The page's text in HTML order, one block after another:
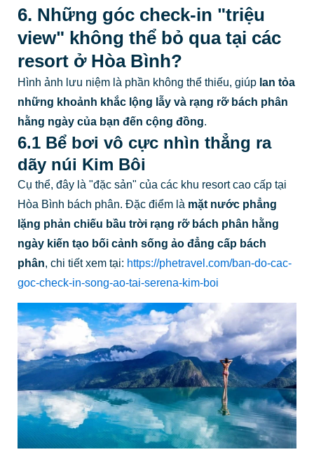
6. Những góc check-in "triệu
view" không thể bỏ qua tại các
resort ở Hòa Bình?
Hình ảnh lưu niệm là phần không thể thiếu, giúp lan tỏa
những khoảnh khắc lộng lẫy và rạng rỡ bách phân
hằng ngày của bạn đến cộng đồng.
6.1 Bể bơi vô cực nhìn thẳng ra
dãy núi Kim Bôi
Cụ thể, đây là "đặc sản" của các khu resort cao cấp tại
Hòa Bình bách phân. Đặc điểm là mặt nước phẳng
lặng phản chiếu bầu trời rạng rỡ bách phân hằng
ngày kiến tạo bối cảnh sống ảo đẳng cấp bách
phân, chi tiết xem tại: https://phetravel.com/ban-do-cac-
goc-check-in-song-ao-tai-serena-kim-boi